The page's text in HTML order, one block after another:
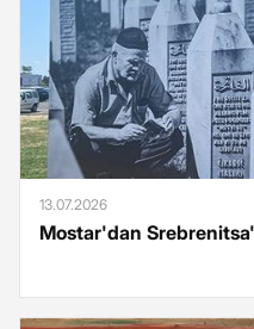
13.07.2026
Mostar'dan